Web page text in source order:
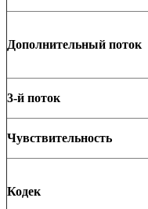
Дополнительный поток
3-й поток
Чувствительность
Кодек